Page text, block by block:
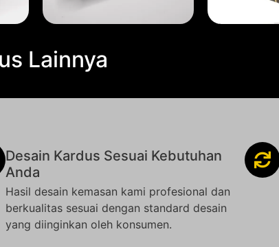
Lainnya
Desain Kardus Sesuai Kebutuhan
Anda
Hasil desain kemasan kami profesional dan
berkualitas sesuai dengan standard desain
yang diinginkan oleh konsumen.